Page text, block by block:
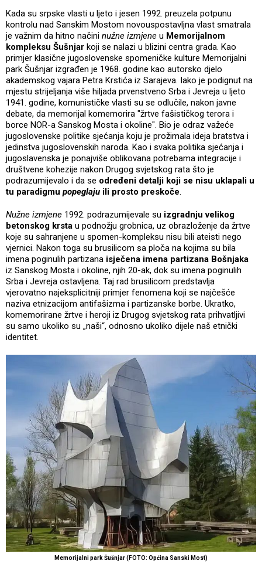
Kada su srpske vlasti u ljeto i jesen 1992. preuzela potpunu
kontrolu nad Sanskim Mostom novouspostavljna vlast smatrala
je važnim da hitno načini nužne izmjene u Memorijalnom
kompleksu Šušnjar koji se nalazi u blizini centra grada. Kao
primjer klasične jugoslovenske spomeničke kulture Memorijalni
park Šušnjar izgrađen je 1968. godine kao autorsko djelo
akademskog vajara Petra Krstića iz Sarajeva. Iako je podignut na
mjestu strijeljanja više hiljada prvenstveno Srba i Jevreja u ljeto
1941. godine, komunističke vlasti su se odlučile, nakon javne
debate, da memorijal komemorira "žrtve fašističkog terora i
borce NOR-a Sanskog Mosta i okoline". Bio je odraz važeće
jugoslovenske politike sjećanja koju je prožimala ideja bratstva i
jedinstva jugoslovenskih naroda. Kao i svaka politika sjećanja i
jugoslavenska je ponajviše oblikovana potrebama integracije i
društvene kohezije nakon Drugog svjetskog rata što je
podrazumijevalo i da se određeni detalji koji se nisu uklapali u
tu paradigmu popeglaju ili prosto preskoče.
Nužne izmjene 1992. podrazumijevale su izgradnju velikog
betonskog krsta u podnožju grobnica, uz obrazloženje da žrtve
koje su sahranjene u spomen-kompleksu nisu bili ateisti nego
vjernici. Nakon toga su brusilicom sa ploča na kojima su bila
imena poginulih partizana isječena imena partizana Bošnjaka
iz Sanskog Mosta i okoline, njih 20-ak, dok su imena poginulih
Srba i Jevreja ostavljena. Taj rad brusilicom predstavlja
vjerovatno najeksplicitniji primjer fenomena koji se najčešće
naziva etnizacijom antifašizma i partizanske borbe. Ukratko,
komemorirane žrtve i heroji iz Drugog svjetskog rata prihvatljivi
su samo ukoliko su „naši“, odnosno ukoliko dijele naš etnički
identitet.
Memorijalni park Šušnjar (FOTO: Općina Sanski Most)